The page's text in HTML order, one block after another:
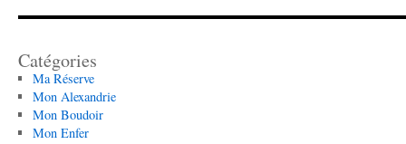
Catégories
Ma Réserve
Mon Alexandrie
Mon Boudoir
Mon Enfer